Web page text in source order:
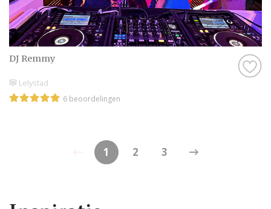
DJ Remmy
Lelystad
6 beoordelingen
1 2 3